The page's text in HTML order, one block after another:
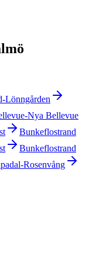
Lönngården
Nya Bellevue
Bunkeflostrand
Bunkeflostrand
Rosenvång